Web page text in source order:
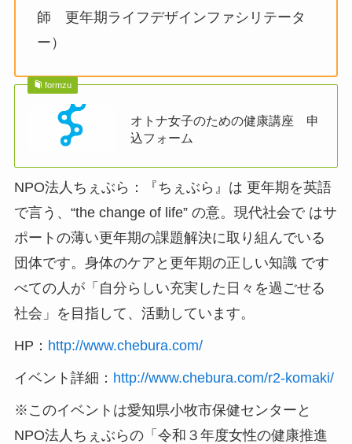
師 更年期ライフデザインファシリテータ
ー）
formzu
オトナ女子のための健康講座 申
込フォーム
NPO法人ちぇぶら：『ちぇぶら』は 更年期を英語
で言う、“the change of life” の意。現代社会で はサ
ポートの薄い更年期の課題解決に取り組んでいる
団体です。身体のケアと更年期の正しい知識 です
べての人が「自分らしい充実した日々を過ごせる
社会」を目指して、活動しています。
HP： http://www.chebura.com/
イベント詳細： http://www.chebura.com/r2-komaki/
※このイベントは愛知県小牧市保健センターと
NPO法人ちぇぶらの「令和３年度女性の健康推進